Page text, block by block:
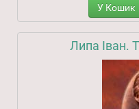
У Кошик
Липа Іван.